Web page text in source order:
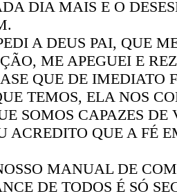
DIA MAIS E O
A DEUS PAI, QUE
ME APEGUEI E
QUE DE IMEDIATO
TEMOS, ELA NOS
SOMOS CAPAZES DE
ACREDITO QUE A FÉ
MANUAL DE
DE TODOS É SÓ